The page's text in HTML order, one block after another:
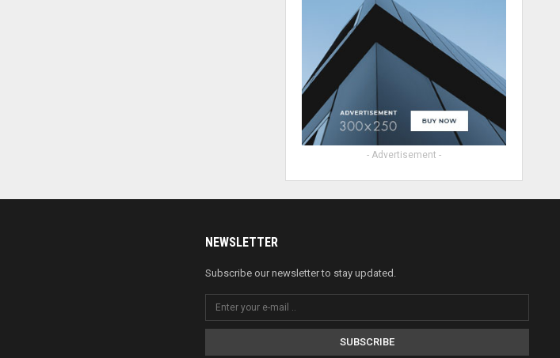
- Advertisement -
NEWSLETTER
Subscribe our newsletter to stay updated.
SUBSCRIBE